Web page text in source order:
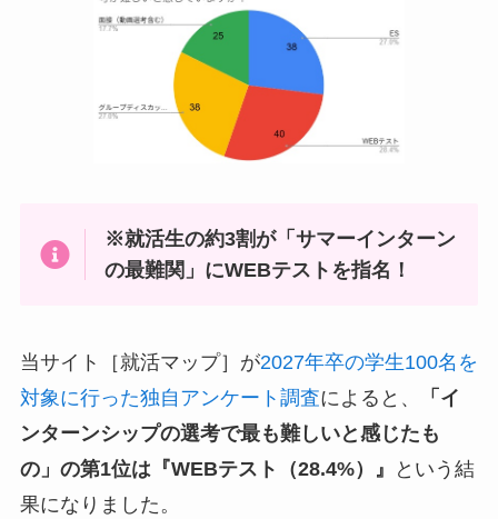
※就活生の約3割が「サマーインターン
の最難関」にWEBテストを指名！
当サイト［就活マップ］が2027年卒の学生100名を
対象に行った独自アンケート調査によると、
「イ
ンターンシップの選考で最も難しいと感じたも
の」の第1位は『WEBテスト（28.4%）』
という結
果になりました。